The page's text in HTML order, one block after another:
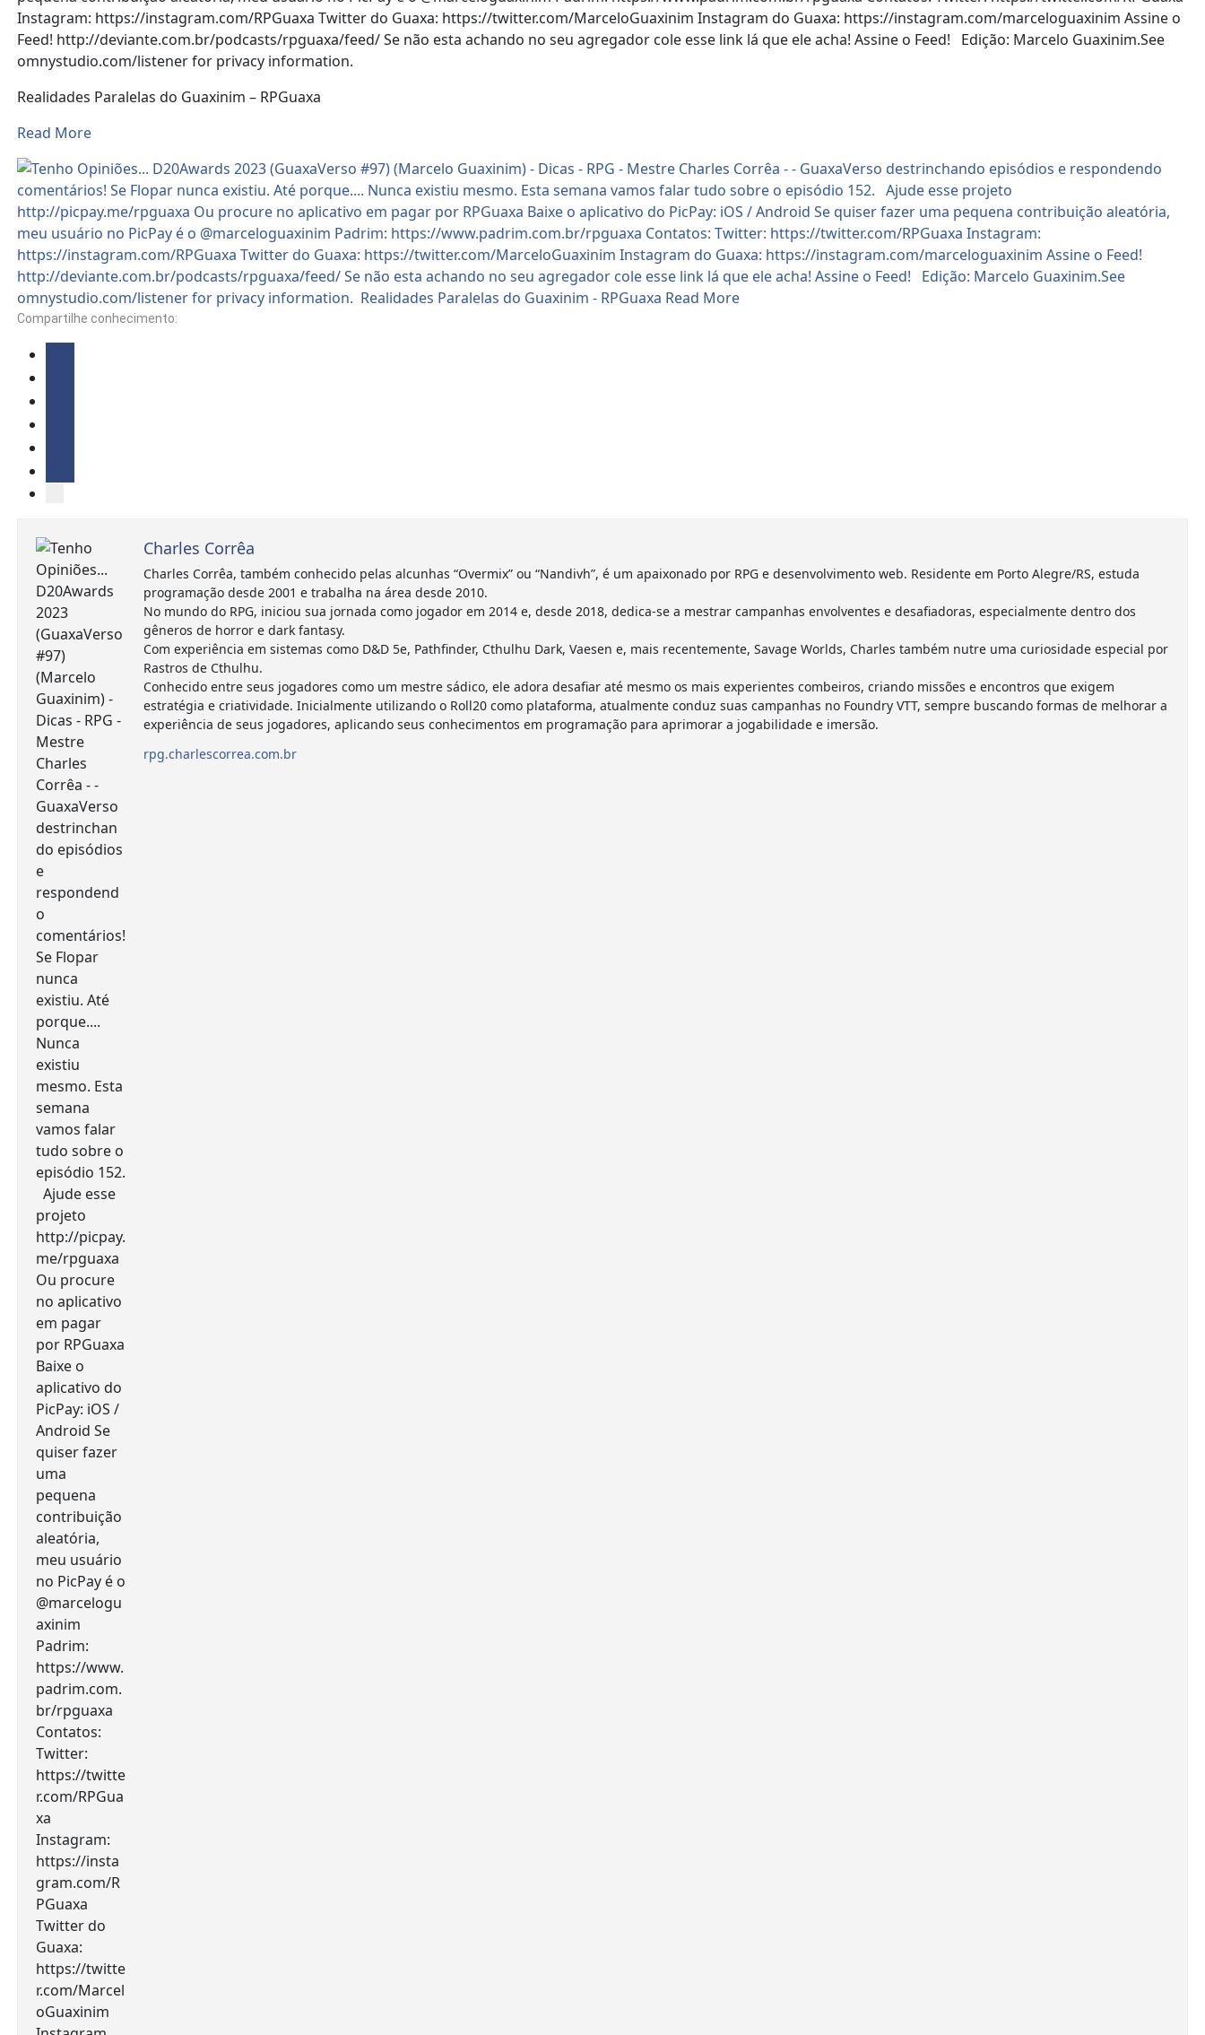
Instagram: https://instagram.com/RPGuaxa Twitter do Guaxa: https://twitter.com/MarceloGuaxinim Instagram do Guaxa: https://instagram.com/marceloguaxinim Assine o
Feed! http://deviante.com.br/podcasts/rpguaxa/feed/ Se não esta achando no seu agregador cole esse link lá que ele acha! Assine o Feed! Edição: Marcelo Guaxinim.See
omnystudio.com/listener for privacy information.
Realidades Paralelas do Guaxinim – RPGuaxa
Read More
Compartilhe conhecimento:
Charles Corrêa
Charles Corrêa, também conhecido pelas alcunhas “Overmix” ou “Nandivh”, é um apaixonado por RPG e desenvolvimento web. Residente em Porto Alegre/RS, estuda
programação desde 2001 e trabalha na área desde 2010.
No mundo do RPG, iniciou sua jornada como jogador em 2014 e, desde 2018, dedica-se a mestrar campanhas envolventes e desafiadoras, especialmente dentro dos
gêneros de horror e dark fantasy.
Com experiência em sistemas como D&D 5e, Pathfinder, Cthulhu Dark, Vaesen e, mais recentemente, Savage Worlds, Charles também nutre uma curiosidade especial por
Rastros de Cthulhu.
Conhecido entre seus jogadores como um mestre sádico, ele adora desafiar até mesmo os mais experientes combeiros, criando missões e encontros que exigem
estratégia e criatividade. Inicialmente utilizando o Roll20 como plataforma, atualmente conduz suas campanhas no Foundry VTT, sempre buscando formas de melhorar a
experiência de seus jogadores, aplicando seus conhecimentos em programação para aprimorar a jogabilidade e imersão.
rpg.charlescorrea.com.br